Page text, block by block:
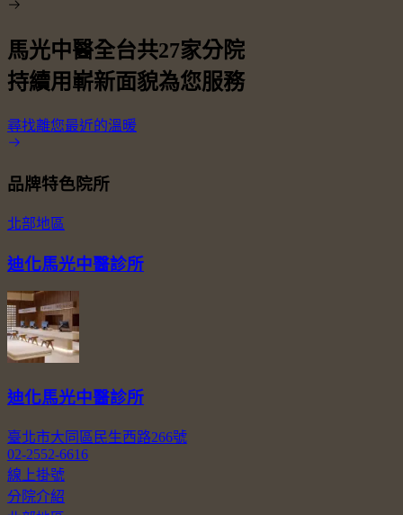
馬光中醫全台共27家分院
持續用嶄新面貌為您服務
尋找離您最近的溫暖
品牌特色院所
北部地區
迪化馬光中醫診所
迪化馬光中醫診所
臺北市大同區民生西路266號
02-2552-6616
線上掛號
分院介紹